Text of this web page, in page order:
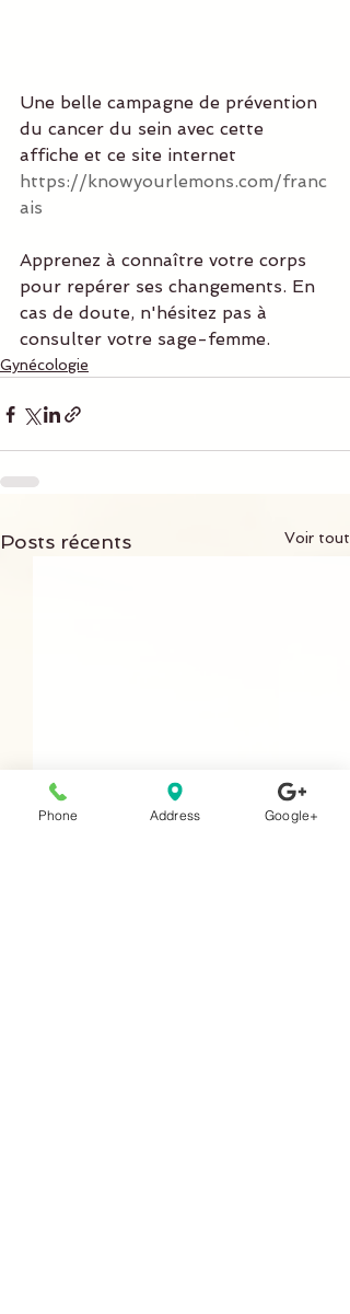
Une belle campagne de prévention
du cancer du sein avec cette
affiche et ce site internet
https://knowyourlemons.com/franc
ais
Apprenez à connaître votre corps
pour repérer ses changements. En
cas de doute, n'hésitez pas à
consulter votre sage-femme.
Gynécologie
Posts récents Voir tout
Phone Address Google+